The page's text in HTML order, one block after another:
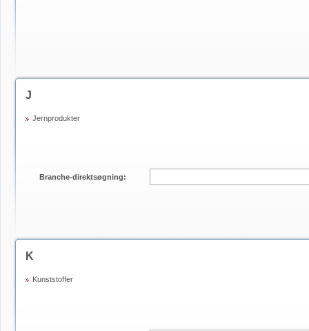
J
Jernprodukter
Branche-direktsøgning:
K
Kunststoffer